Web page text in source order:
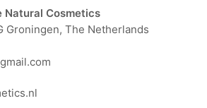
Natural Cosmetics
Groningen, The Netherlands